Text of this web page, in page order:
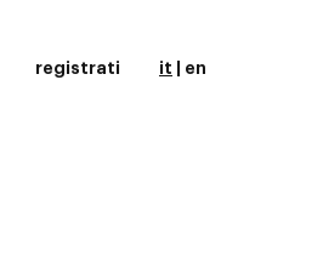
registrati it en